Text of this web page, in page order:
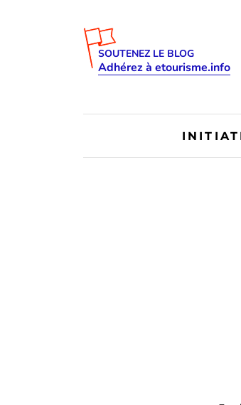
SOUTENEZ LE BLOG
Adhérez à etourisme.info